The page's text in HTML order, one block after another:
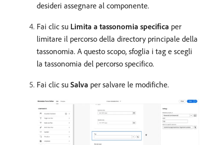
desideri assegnare al componente.
Fai clic su Limita a tassonomia specifica per
limitare il percorso della directory principale della
tassonomia. A questo scopo, sfoglia i tag e scegli
la tassonomia del percorso specifico.
Fai clic su Salva per salvare le modifiche.